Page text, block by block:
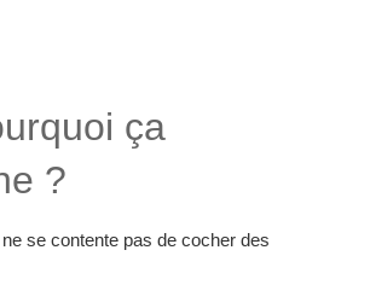
ça
?
ne se contente pas de cocher des